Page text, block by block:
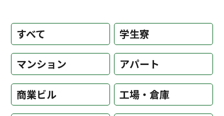
すべて 学生寮
マンション アパート
商業ビル 工場・倉庫